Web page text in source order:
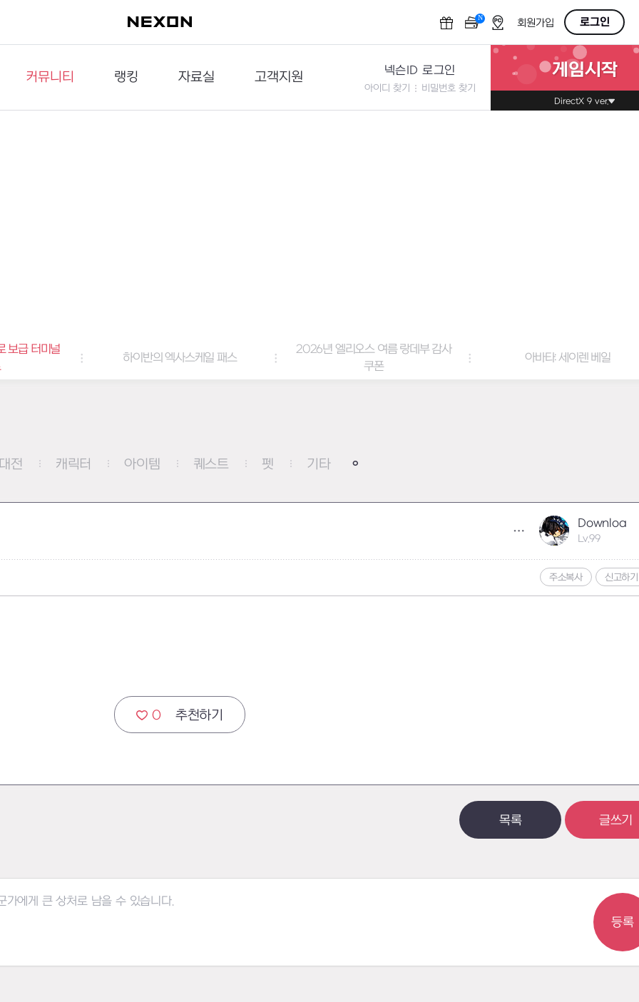
N OFF회원가입 로그인
커뮤니티
이슈게시판
랭킹
던전랭킹
자료실
다운로드
고객지원
문의하기
넥슨ID 로그인
아이디 찾기 비밀번호 찾기
게임시작
DirectX 9 ver.
보급 터미널
하이반의 엑사스케일 패스
2026년 엘리오스 여름 랑데부 감사
쿠폰
아바타: 세이렌 베일
전 캐릭터 아이템 퀘스트 펫 기타
Downloa
Lv.99
주소복사 신고하기
0 추천하기
목록 글쓰기
등록